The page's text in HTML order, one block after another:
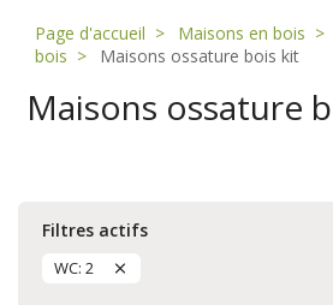
Page d'accueil Maisons en bois
bois
Maisons ossature bois kit
Maisons ossature
Filtres actifs
WC: 2